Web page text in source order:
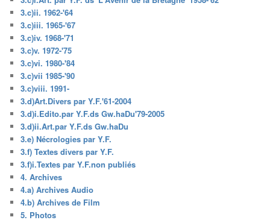
3.c)ii. 1962-'64
3.c)iii. 1965-'67
3.c)iv. 1968-'71
3.c)v. 1972-'75
3.c)vi. 1980-'84
3.c)vii 1985-'90
3.c)viii. 1991-
3.d)Art.Divers par Y.F.'61-2004
3.d)i.Edito.par Y.F.ds Gw.haDu'79-2005
3.d)ii.Art.par Y.F.ds Gw.haDu
3.e) Nécrologies par Y.F.
3.f) Textes divers par Y.F.
3.f)i.Textes par Y.F.non publiés
4. Archives
4.a) Archives Audio
4.b) Archives de Film
5. Photos